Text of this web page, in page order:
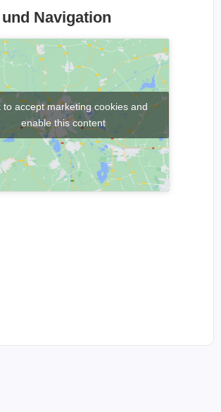
Navigation
to accept marketing cookies and
enable this content